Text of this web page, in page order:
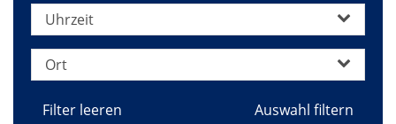
Uhrzeit
Ort
Filter leeren